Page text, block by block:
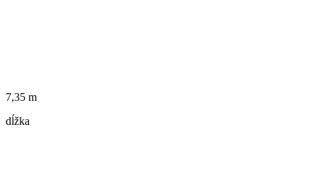
7,35 m
dĺžka